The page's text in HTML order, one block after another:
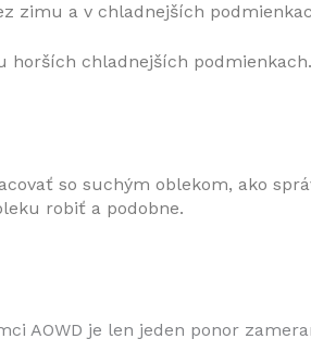
zimu a v chladnejších
horších chladnejších podmienkach.
so suchým oblekom, ako
robiť a podobne.
AOWD je len jeden ponor